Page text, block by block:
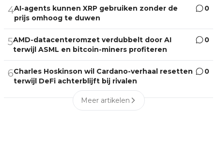
4AI-agents kunnen XRP gebruiken zonder de
prijs omhoog te duwen
0
5AMD-datacenteromzet verdubbelt door AI
terwijl ASML en bitcoin-miners profiteren
0
6Charles Hoskinson wil Cardano-verhaal resetten
terwijl DeFi achterblijft bij rivalen
0
Meer artikelen